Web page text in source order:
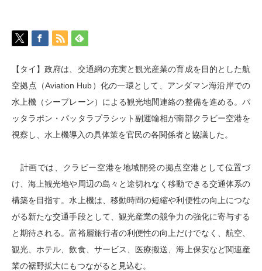
【タイ】政府は、交通網の充実と観光産業の育成を目的とした航
空拠点（Aviation Hub）化の一環として、アンダマン海沿岸での
水上機（シープレーン）による観光地間連絡の整備を進める。パ
ッタラポン・パッタラプラシット副運輸相が南部クラビー空港を
視察し、水上機導入の具体策を官民の各関係者と協議した。
計画では、クラビー空港を地域開発の拠点空港として位置づ
け、海上観光地や周辺の島々と途切れなく移動できる交通体系の
構築を目指す。水上機は、移動時間の短縮や利便性の向上につな
がる新たな交通手段として、観光産業の競争力の強化に寄与する
と期待される。富裕層旅行者の利便性の向上だけでなく、航空、
観光、ホテル、飲食、サービス、医療搬送、海上保安など関連産
業の裾野拡大にもつながると見込む。